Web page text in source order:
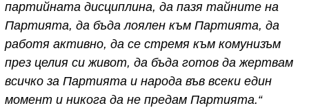
партийната дисциплина, да пазя тайните на
Партията, да бъда лоялен към Партията, да
работя активно, да се стремя към комунизъм
през целия си живот, да бъда готов да жертвам
всичко за Партията и народа във всеки един
момент и никога да не предам Партията.“